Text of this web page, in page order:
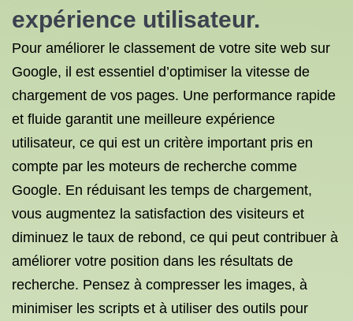
expérience utilisateur.
Pour améliorer le classement de votre site web sur
Google, il est essentiel d’optimiser la vitesse de
chargement de vos pages. Une performance rapide
et fluide garantit une meilleure expérience
utilisateur, ce qui est un critère important pris en
compte par les moteurs de recherche comme
Google. En réduisant les temps de chargement,
vous augmentez la satisfaction des visiteurs et
diminuez le taux de rebond, ce qui peut contribuer à
améliorer votre position dans les résultats de
recherche. Pensez à compresser les images, à
minimiser les scripts et à utiliser des outils pour